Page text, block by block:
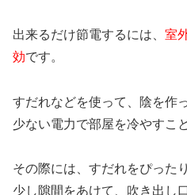
出来るだけ節電するには、 室
効です。
すだれなどを使って、陰を作
少ない電力で部屋を冷やすこ
その際には、すだれをぴった
少し隙間をあけて、吹き出し